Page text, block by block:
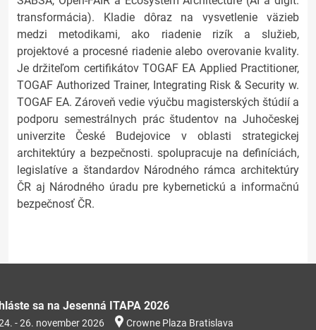
transformácia). Kladie dôraz na vysvetlenie väzieb
medzi metodikami, ako riadenie rizík a služieb,
projektové a procesné riadenie alebo overovanie kvality.
Je držiteľom certifikátov TOGAF EA Applied Practitioner,
TOGAF Authorized Trainer, Integrating Risk & Security w.
TOGAF EA. Zároveň vedie výučbu magisterských štúdií a
podporu semestrálnych prác študentov na Juhočeskej
univerzite České Budejovice v oblasti strategickej
architektúry a bezpečnosti. spolupracuje na definíciách,
legislatíve a štandardov Národného rámca architektúry
ČR aj Národného úradu pre kybernetickú a informačnú
bezpečnosť ČR.
sa na Jesenná ITAPA 2026
- 26. november 2026 Crowne Plaza Bratislava